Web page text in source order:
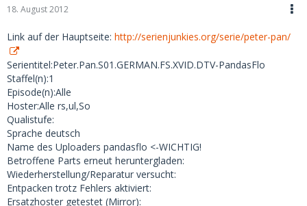
18. August 2012
Link auf der Hauptseite: http://serienjunkies.org/serie/peter-pan/
Serientitel:Peter.Pan.S01.GERMAN.FS.XVID.DTV-PandasFlo
Staffel(n):1
Episode(n):Alle
Hoster:Alle rs,ul,So
Qualistufe:
Sprache deutsch
Name des Uploaders pandasflo <-WICHTIG!
Betroffene Parts erneut heruntergladen:
Wiederherstellung/Reparatur versucht:
Entpacken trotz Fehlers aktiviert:
Ersatzhoster getestet (Mirror):